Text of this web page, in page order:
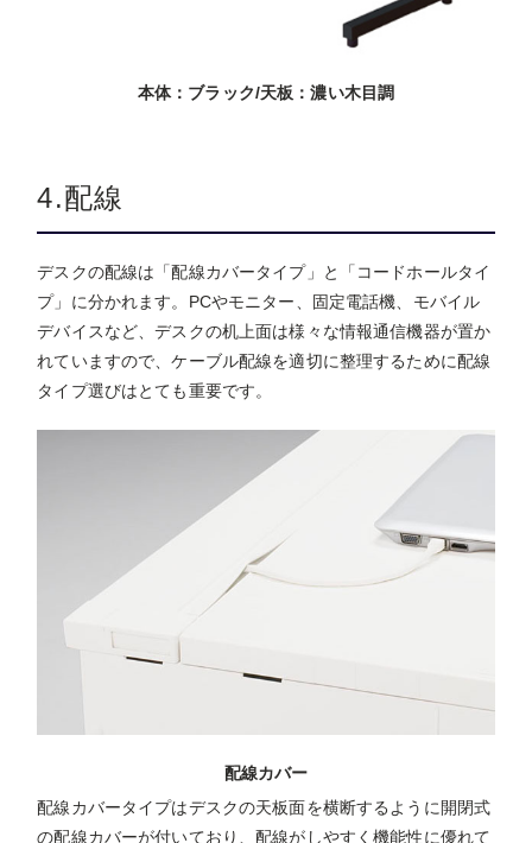
本体：ブラック/天板：濃い木目調
4.配線
デスクの配線は「配線カバータイプ」と「コードホールタイ
プ」に分かれます。PCやモニター、固定電話機、モバイル
デバイスなど、デスクの机上面は様々な情報通信機器が置か
れていますので、ケーブル配線を適切に整理するために配線
タイプ選びはとても重要です。
配線カバー
配線カバータイプはデスクの天板面を横断するように開閉式
の配線カバーが付いており、配線がしやすく機能性に優れて